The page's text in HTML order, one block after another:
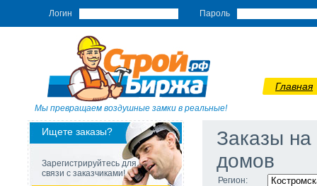
Логин Пароль
Мы превращаем воздушные замки в реальные!
Главная
Ищете заказы?
Зарегистрируйтесь для
связи с заказчиками!
Заказы на
домов
Регион: